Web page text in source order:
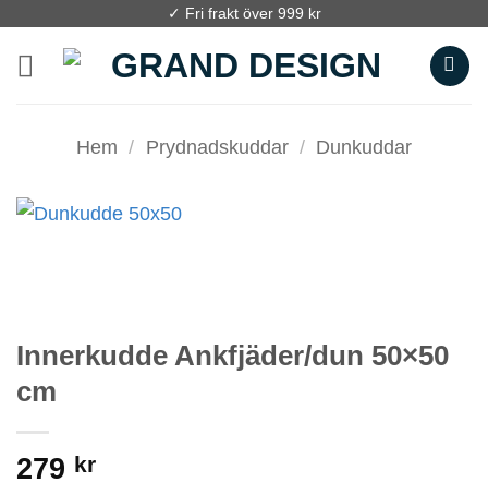
content
✓ Fri frakt över 999 kr
Hem / Prydnadskuddar / Dunkuddar
Innerkudde Ankfjäder/dun 50×50
cm
279 kr